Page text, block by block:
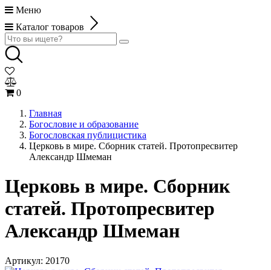
Меню
Каталог товаров
0
Главная
Богословие и образование
Богословская публицистика
Церковь в мире. Сборник статей. Протопресвитер
Александр Шмеман
Церковь в мире. Сборник
статей. Протопресвитер
Александр Шмеман
Артикул: 20170